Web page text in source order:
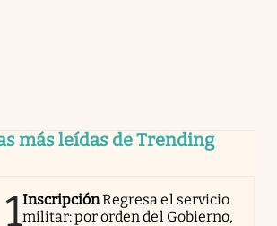
más leídas de Trending
1InscripciónRegresa el servicio
militar: por orden del Gobierno,